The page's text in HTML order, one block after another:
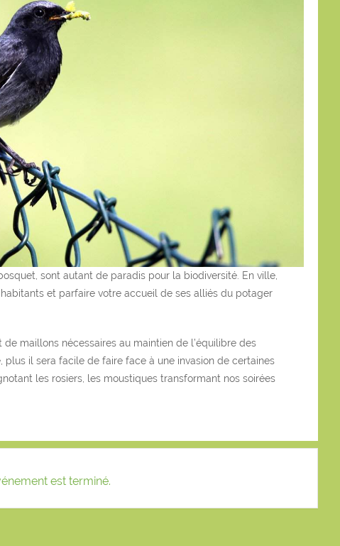
sont autant de paradis pour la biodiversité. En ville,
et parfaire votre accueil de ses alliés du potager
maillons nécessaires au maintien de l’équilibre des
il sera facile de faire face à une invasion de certaines
les rosiers, les moustiques transformant nos soirées
est terminé.